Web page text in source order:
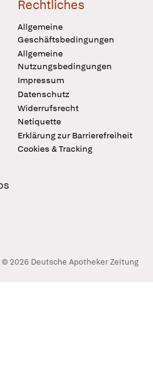
Rechtliches
Allgemeine
Geschäftsbedingungen
Allgemeine
Nutzungsbedingungen
Impressum
Datenschutz
Widerrufsrecht
Netiquette
Erklärung zur Barrierefreiheit
Cookies & Tracking
© 2026 Deutsche Apotheker Zeitung